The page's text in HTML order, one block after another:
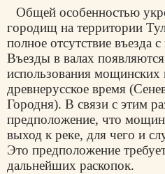
Общей особенностью
городищ на территории
полное отсутствие въезда
Въезды в валах
использования
древнерусское время
Городня). В связи с этим
предположение, что
выход к реке, для чего и
Это предположение
дальнейших раскопок.